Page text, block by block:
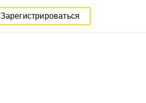
Зарегистрироваться